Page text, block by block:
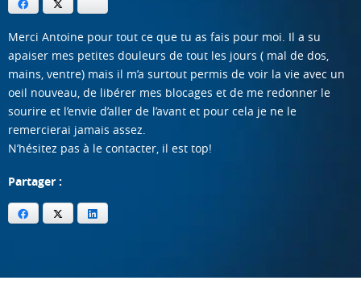
Facebook
Merci Antoine pour tout ce que tu as fais pour moi. Il a su
apaiser mes petites douleurs de tout les jours ( mal de dos,
mains, ventre) mais il m’a surtout permis de voir la vie avec un
oeil nouveau, de libérer mes blocages et de me redonner le
sourire et l’envie d’aller de l’avant et pour cela je ne le
remercierai jamais assez.
N’hésitez pas à le contacter, il est top!
Partager :
Facebook